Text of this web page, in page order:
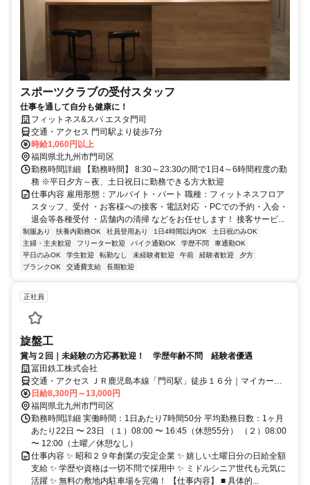
スポーツクラブの受付スタッフ
仕事を通して自分も健康に！
フィットネス&スパ エスタ門司
交通・アクセス 門司駅より徒歩7分
時給1,060円以上
福岡県北九州市門司区
勤務時間詳細 【勤務時間】 8:30～23:30の間で1日4～6時間程度の勤
務 ※平日夕方～夜、土日祝日に勤務できる方大歓迎
仕事内容 雇用形態：アルバイト・パート 職種：フィットネスフロア
スタッフ、受付 ・お客様への接客・電話対応 ・PCでの予約・入会・
退会等各種受付 ・店舗内の清掃 などをお任せします！ 接客サービ...
制服あり 扶養内勤務OK 社員登用あり 1日4時間以内OK
土日祝のみOK
主婦・主夫歓迎
フリーター歓迎 バイク通勤OK 学歴不問
車通勤OK
平日のみOK
学生歓迎 転勤なし 未経験者歓迎 午前 経験者歓迎
夕方
ブランクOK
交通費支給 長期歓迎
正社員
旋盤工
賞与２回｜未経験の方応募歓迎！ 学歴年齢不問 経験者優遇
冨田鉄工株式会社
交通・アクセス ＪＲ鹿児島本線「門司駅」徒歩１６分｜マイカー通
勤ＯＫ（無料駐車場あり）｜転勤なし
日給8,300円～13,000円
福岡県北九州市門司区
勤務時間詳細 実働時間：1日あたり7時間50分 平均勤務日数：1ヶ月
あたり22日 〜 23日 （１）08:00 〜 16:45（休憩55分） （２）08:00
〜 12:00（土曜／休憩なし）
仕事内容 ✨ 昭和２９年創業の安定企業 ✨ 嬉しい土曜日分の日給全額
支給 ✨ 学歴や資格は一切不問で採用中 ✨ ミドルシニア世代も元気に
活躍 ✨ 無料の敷地内駐車場を完備！ 【仕事内容】 ■ 具体的...